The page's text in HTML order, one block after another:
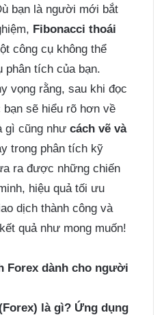
bạn là người mới bắt
Fibonacci thoái
công cụ không thể
phân tích của bạn.
vọng rằng, sau khi đọc
sẽ hiểu rõ hơn về
gì cũng như cách vẽ và
trong phân tích kỹ
ra được những chiến
hiệu quả tối ưu
dịch thành công và
quả như mong muốn!
Forex dành cho người
là gì? Ứng dụng